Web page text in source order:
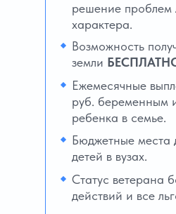
решение проблем
характера.
Возможность
земли
Ежемесячные
руб. беременным
ребенка в семье.
Бюджетные места
детей в вузах.
Статус ветерана
действий и все